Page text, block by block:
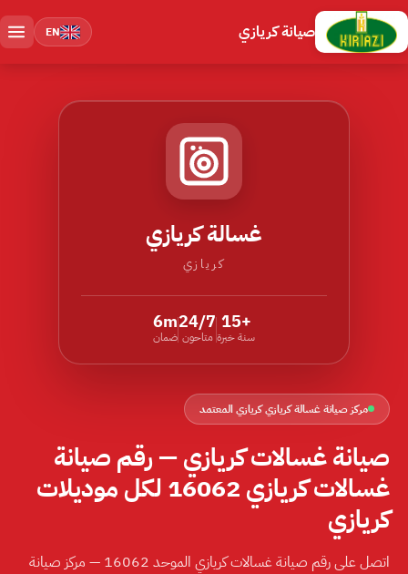
صيانة كريازي EN
مركز صيانة غسالة كريازي كريازي المعتمد
صيانة غسالات كريازي — رقم صيانة
غسالات كريازي 16062 لكل موديلات
كريازي
اتصل على رقم صيانة غسالات كريازي الموحد 16062 — مركز صيانة
غسالة كريازي
كريازي
+15
سنة خبرة
24/7
متاحون
6m
ضمان